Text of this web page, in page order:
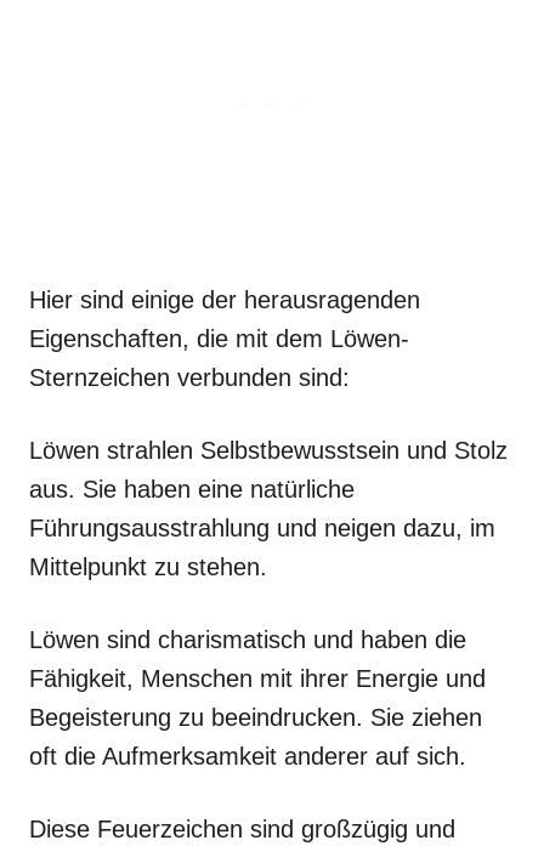
Hier sind einige der herausragenden
Eigenschaften, die mit dem Löwen-
Sternzeichen verbunden sind:
Löwen strahlen Selbstbewusstsein und Stolz
aus. Sie haben eine natürliche
Führungsausstrahlung und neigen dazu, im
Mittelpunkt zu stehen.
Löwen sind charismatisch und haben die
Fähigkeit, Menschen mit ihrer Energie und
Begeisterung zu beeindrucken. Sie ziehen
oft die Aufmerksamkeit anderer auf sich.
Diese Feuerzeichen sind großzügig und